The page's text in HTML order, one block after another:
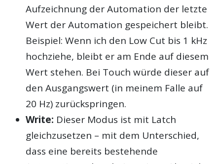
Aufzeichnung der Automation der letzte
Wert der Automation gespeichert bleibt.
Beispiel: Wenn ich den Low Cut bis 1 kHz
hochziehe, bleibt er am Ende auf diesem
Wert stehen. Bei Touch würde dieser auf
den Ausgangswert (in meinem Falle auf
20 Hz) zurückspringen.
Write: Dieser Modus ist mit Latch
gleichzusetzen – mit dem Unterschied,
dass eine bereits bestehende